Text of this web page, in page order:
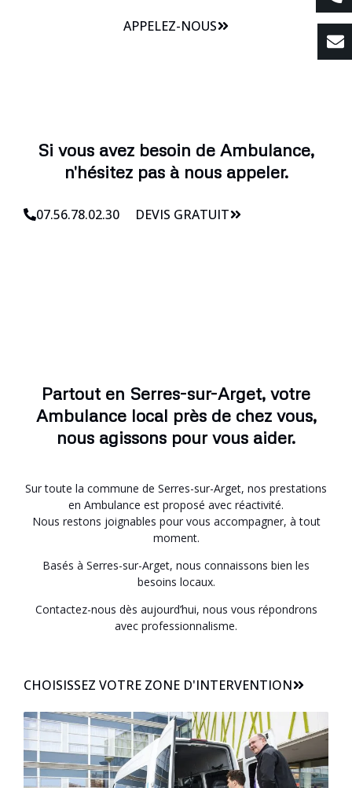
APPELEZ-NOUS
Si vous avez besoin de Ambulance,
n'hésitez pas à nous appeler.
07.56.78.02.30 DEVIS GRATUIT
Partout en Serres-sur-Arget, votre
Ambulance local près de chez vous,
nous agissons pour vous aider.
Sur toute la commune de Serres-sur-Arget, nos prestations
en Ambulance est proposé avec réactivité.
Nous restons joignables pour vous accompagner, à tout
moment.
Basés à Serres-sur-Arget, nous connaissons bien les
besoins locaux.
Contactez-nous dès aujourd’hui, nous vous répondrons
avec professionnalisme.
CHOISISSEZ VOTRE ZONE D'INTERVENTION